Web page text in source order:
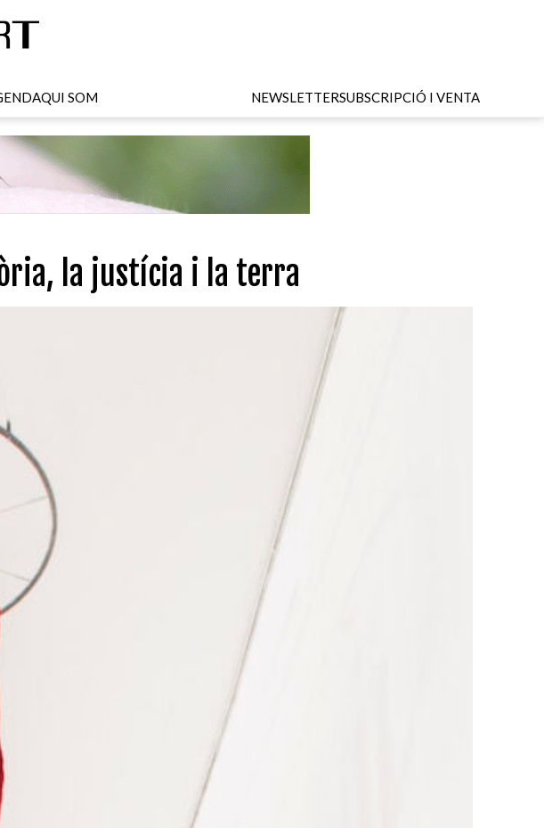
QUI SOM NEWSLETTERSUBSCRIPCIÓ I VENTA
la justícia i la terra